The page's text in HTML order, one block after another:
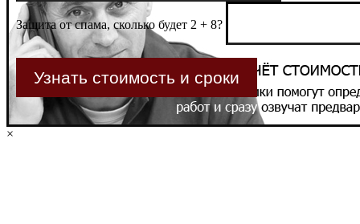
Защита от спама, сколько будет 2 + 8?
×